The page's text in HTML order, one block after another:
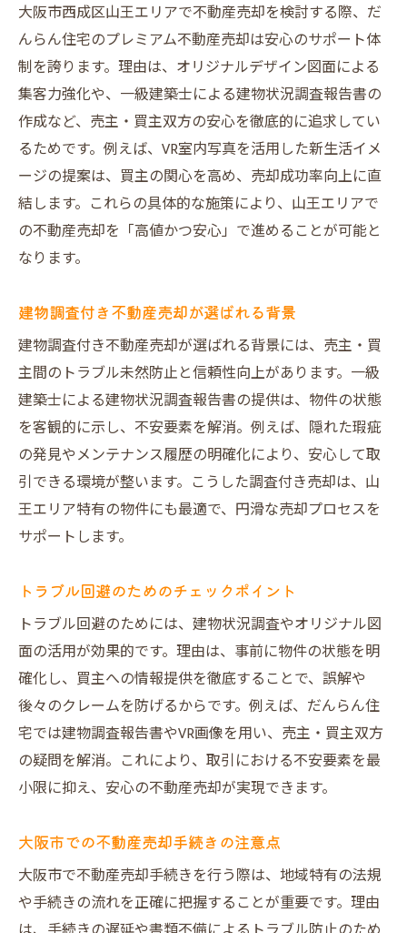
大阪市西成区山王エリアで不動産売却を検討する際、だ
んらん住宅のプレミアム不動産売却は安心のサポート体
制を誇ります。理由は、オリジナルデザイン図面による
集客力強化や、一級建築士による建物状況調査報告書の
作成など、売主・買主双方の安心を徹底的に追求してい
るためです。例えば、VR室内写真を活用した新生活イメ
ージの提案は、買主の関心を高め、売却成功率向上に直
結します。これらの具体的な施策により、山王エリアで
の不動産売却を「高値かつ安心」で進めることが可能と
なります。
建物調査付き不動産売却が選ばれる背景
建物調査付き不動産売却が選ばれる背景には、売主・買
主間のトラブル未然防止と信頼性向上があります。一級
建築士による建物状況調査報告書の提供は、物件の状態
を客観的に示し、不安要素を解消。例えば、隠れた瑕疵
の発見やメンテナンス履歴の明確化により、安心して取
引できる環境が整います。こうした調査付き売却は、山
王エリア特有の物件にも最適で、円滑な売却プロセスを
サポートします。
トラブル回避のためのチェックポイント
トラブル回避のためには、建物状況調査やオリジナル図
面の活用が効果的です。理由は、事前に物件の状態を明
確化し、買主への情報提供を徹底することで、誤解や
後々のクレームを防げるからです。例えば、だんらん住
宅では建物調査報告書やVR画像を用い、売主・買主双方
の疑問を解消。これにより、取引における不安要素を最
小限に抑え、安心の不動産売却が実現できます。
大阪市での不動産売却手続きの注意点
大阪市で不動産売却手続きを行う際は、地域特有の法規
や手続きの流れを正確に把握することが重要です。理由